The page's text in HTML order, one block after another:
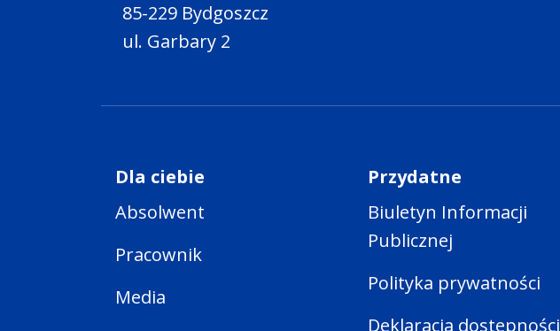
85-229 Bydgoszcz
ul. Garbary 2
Dla ciebie
Absolwent
Pracownik
Media
Przydatne
Biuletyn Informacji
Publicznej
Polityka prywatności
Deklaracja dostepności